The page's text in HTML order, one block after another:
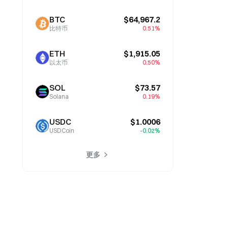
BTC
比特币
$64,967.2
0.51%
ETH
以太币
$1,915.05
0.50%
SOL
Solana
$73.57
0.19%
USDC
USDCoin
$1.0006
-0.02%
更多